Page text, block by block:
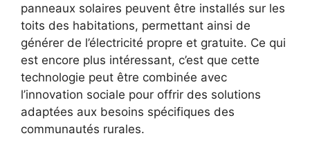
panneaux solaires peuvent être installés sur les
toits des habitations, permettant ainsi de
générer de l’électricité propre et gratuite. Ce qui
est encore plus intéressant, c’est que cette
technologie peut être combinée avec
l’innovation sociale pour offrir des solutions
‍adaptées aux besoins ‍spécifiques des
communautés rurales.